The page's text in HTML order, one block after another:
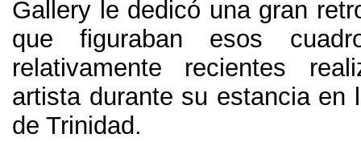
Gallery le dedicó una gran
que figuraban esos
relativamente recientes
artista durante su estancia en
de Trinidad.